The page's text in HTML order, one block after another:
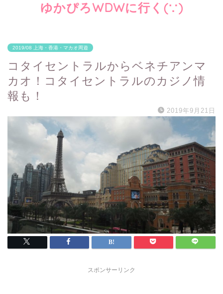
ゆかぴろWDWに行く(∵)
2019/08 上海・香港・マカオ周遊
コタイセントラルからベネチアンマ
カオ！コタイセントラルのカジノ情
報も！
2019年9月21日
スポンサーリンク